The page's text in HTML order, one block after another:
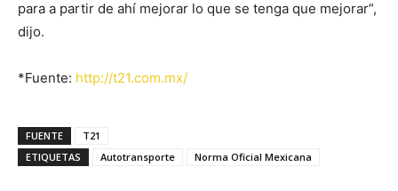
para a partir de ahí mejorar lo que se tenga que mejorar”,
dijo.
*Fuente: http://t21.com.mx/
FUENTE
T21
ETIQUETAS
Autotransporte Norma Oficial Mexicana